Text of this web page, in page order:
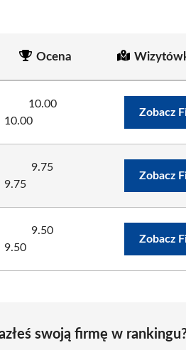
Ocena
10.00
10.00
Zobacz
9.75
9.75
Zobacz
9.50
9.50
Zobacz
swoją firmę w